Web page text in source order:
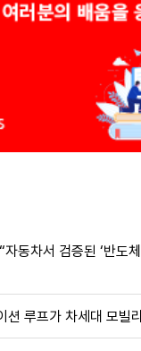
동차서 검증된 ‘반도
션 루프가 차세대 모빌